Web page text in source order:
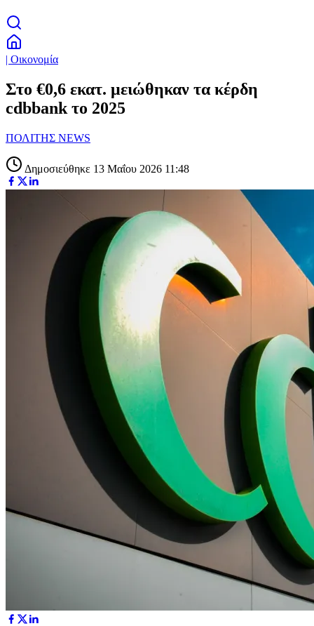
| Οικονομία
Στο €0,6 εκατ. μειώθηκαν τα κέρδη
cdbbank το 2025
ΠΟΛΙΤΗΣ NEWS
Δημοσιεύθηκε 13 Μαΐου 2026 11:48